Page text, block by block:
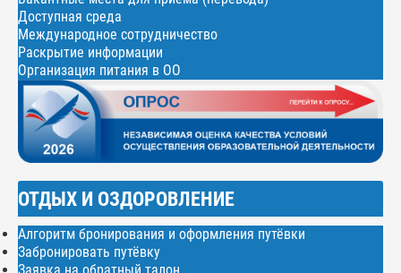
Доступная среда
Международное сотрудничество
Раскрытие информации
Организация питания в ОО
ОТДЫХ И ОЗДОРОВЛЕНИЕ
Алгоритм бронирования и оформления путёвки
Забронировать путёвку